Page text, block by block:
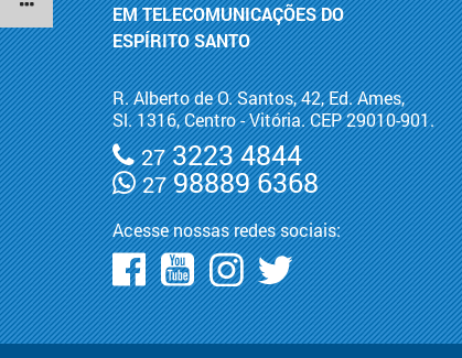
EM TELECOMUNICAÇÕES DO
ESPÍRITO SANTO
R. Alberto de O. Santos, 42, Ed. Ames,
Sl. 1316, Centro - Vitória. CEP 29010-901.
273223 4844
2798889 6368
Acesse nossas redes sociais: